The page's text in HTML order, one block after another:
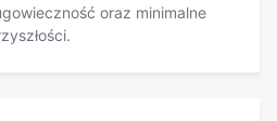
oraz minimalne